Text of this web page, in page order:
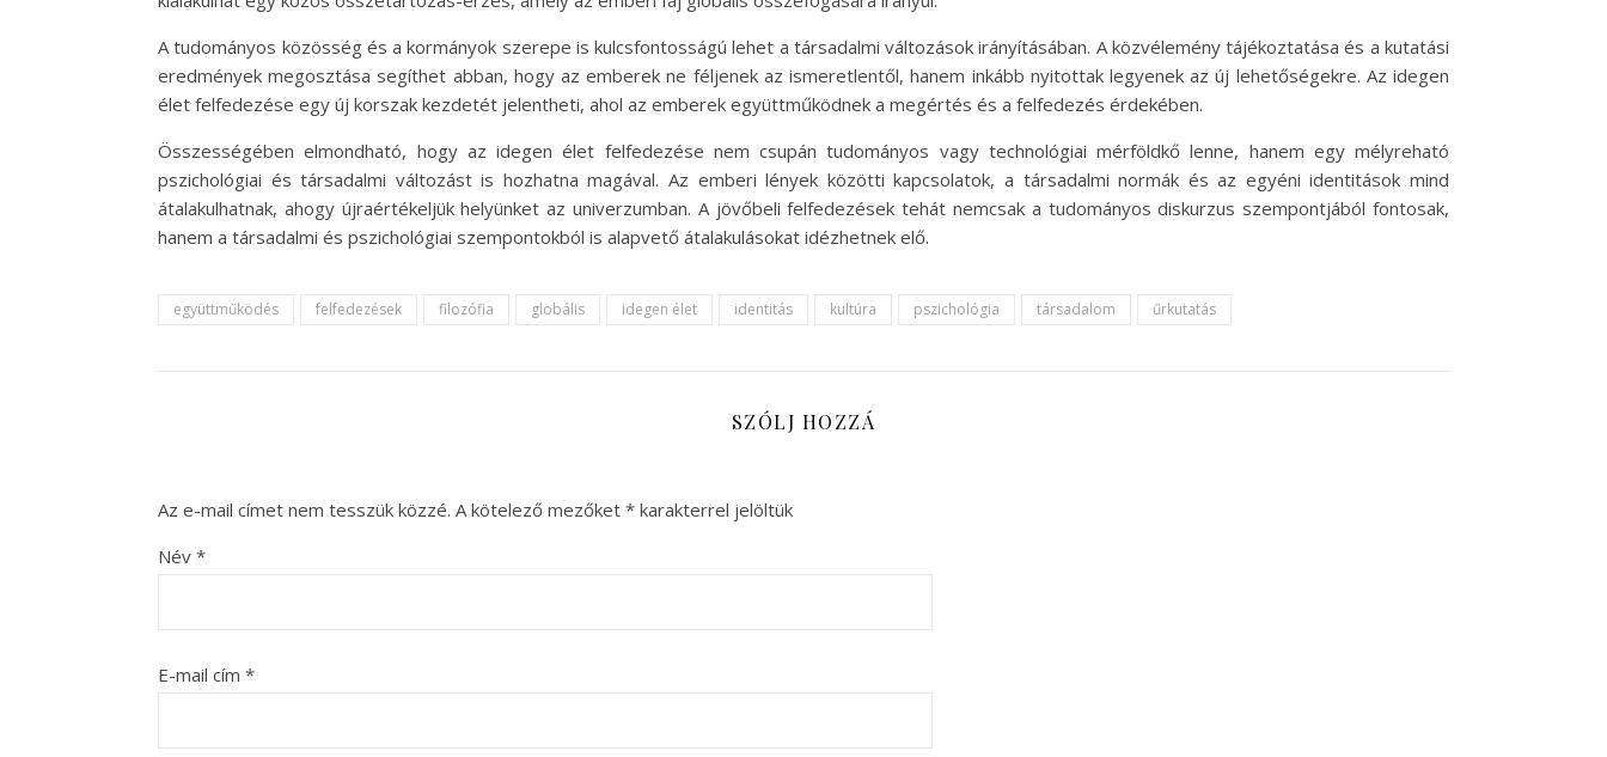
A tudományos közösség és a kormányok szerepe is kulcsfontosságú lehet a társadalmi változások irányításában. A közvélemény tájékoztatása és a kutatási
eredmények megosztása segíthet abban, hogy az emberek ne féljenek az ismeretlentől, hanem inkább nyitottak legyenek az új lehetőségekre. Az idegen
élet felfedezése egy új korszak kezdetét jelentheti, ahol az emberek együttműködnek a megértés és a felfedezés érdekében.
Összességében elmondható, hogy az idegen élet felfedezése nem csupán tudományos vagy technológiai mérföldkő lenne, hanem egy mélyreható
pszichológiai és társadalmi változást is hozhatna magával. Az emberi lények közötti kapcsolatok, a társadalmi normák és az egyéni identitások mind
átalakulhatnak, ahogy újraértékeljük helyünket az univerzumban. A jövőbeli felfedezések tehát nemcsak a tudományos diskurzus szempontjából fontosak,
hanem a társadalmi és pszichológiai szempontokból is alapvető átalakulásokat idézhetnek elő.
együttműködés felfedezések filozófia globális idegen élet identitás kultúra pszichológia társadalom űrkutatás
SZÓLJ HOZZÁ
Az e-mail címet nem tesszük közzé. A kötelező mezőket * karakterrel jelöltük
Név *
E-mail cím *